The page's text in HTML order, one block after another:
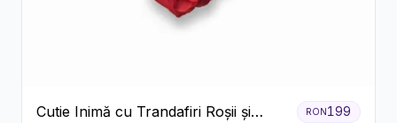
Cutie Inimă cu Trandafiri Roșii și
RON199